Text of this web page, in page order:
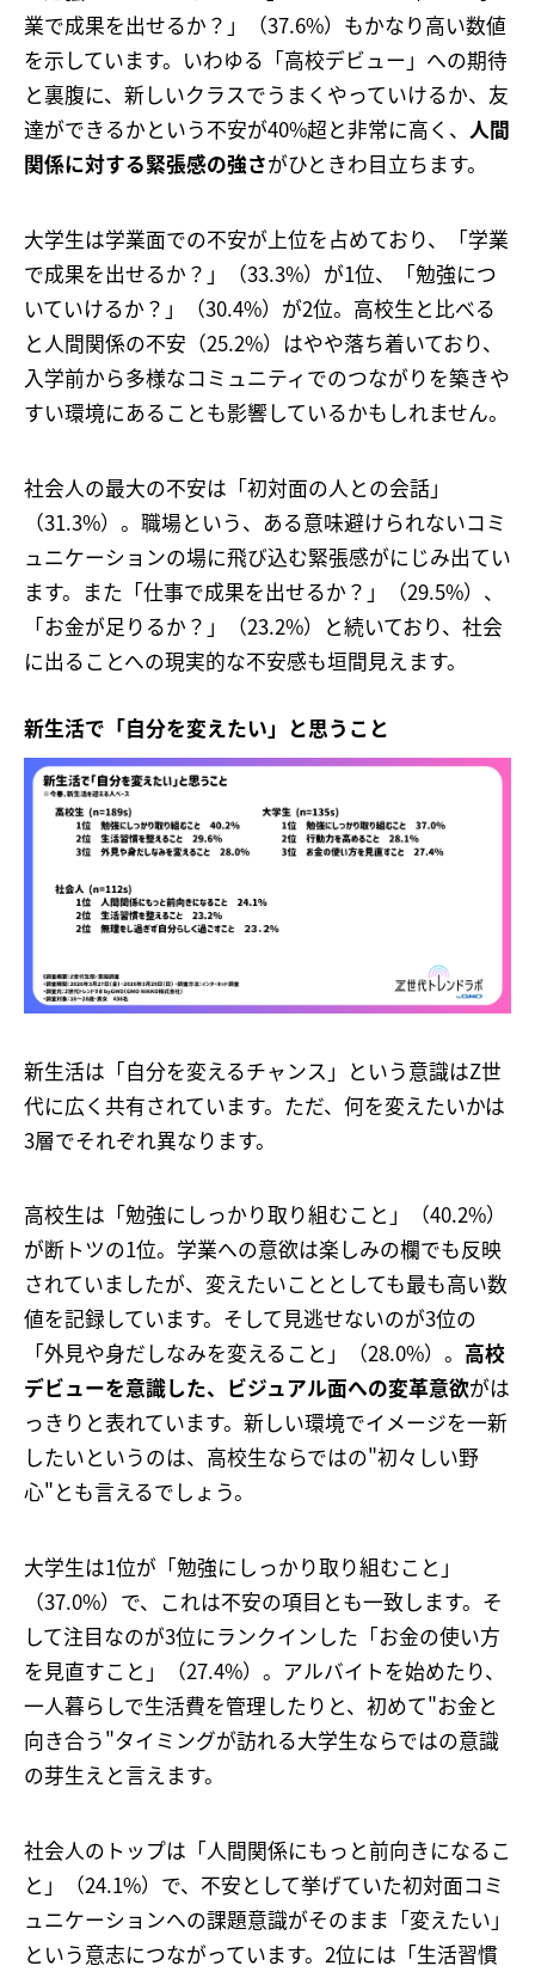
業で成果を出せるか？」（37.6%）もかなり高い数値
を示しています。いわゆる「高校デビュー」への期待
と裏腹に、新しいクラスでうまくやっていけるか、友
達ができるかという不安が40%超と非常に高く、 人間
関係に対する緊張感の強さがひときわ目立ちます。
大学生は学業面での不安が上位を占めており、「学業
で成果を出せるか？」（33.3%）が1位、「勉強につ
いていけるか？」（30.4%）が2位。高校生と比べる
と人間関係の不安（25.2%）はやや落ち着いており、
入学前から多様なコミュニティでのつながりを築きや
すい環境にあることも影響しているかもしれません。
社会人の最大の不安は「初対面の人との会話」
（31.3%）。職場という、ある意味避けられないコミ
ュニケーションの場に飛び込む緊張感がにじみ出てい
ます。また「仕事で成果を出せるか？」（29.5%）、
「お金が足りるか？」（23.2%）と続いており、社会
に出ることへの現実的な不安感も垣間見えます。
新生活で「自分を変えたい」と思うこと
新生活は「自分を変えるチャンス」という意識はZ世
代に広く共有されています。ただ、何を変えたいかは
3層でそれぞれ異なります。
高校生は「勉強にしっかり取り組むこと」（40.2%）
が断トツの1位。学業への意欲は楽しみの欄でも反映
されていましたが、変えたいこととしても最も高い数
値を記録しています。そして見逃せないのが3位の
「外見や身だしなみを変えること」（28.0%）。 高校
デビューを意識した、ビジュアル面への変革意欲がは
っきりと表れています。新しい環境でイメージを一新
したいというのは、高校生ならではの"初々しい野
心"とも言えるでしょう。
大学生は1位が「勉強にしっかり取り組むこと」
（37.0%）で、これは不安の項目とも一致します。そ
して注目なのが3位にランクインした「お金の使い方
を見直すこと」（27.4%）。アルバイトを始めたり、
一人暮らしで生活費を管理したりと、初めて"お金と
向き合う"タイミングが訪れる大学生ならではの意識
の芽生えと言えます。
社会人のトップは「人間関係にもっと前向きになるこ
と」（24.1%）で、不安として挙げていた初対面コミ
ュニケーションへの課題意識がそのまま「変えたい」
という意志につながっています。2位には「生活習慣